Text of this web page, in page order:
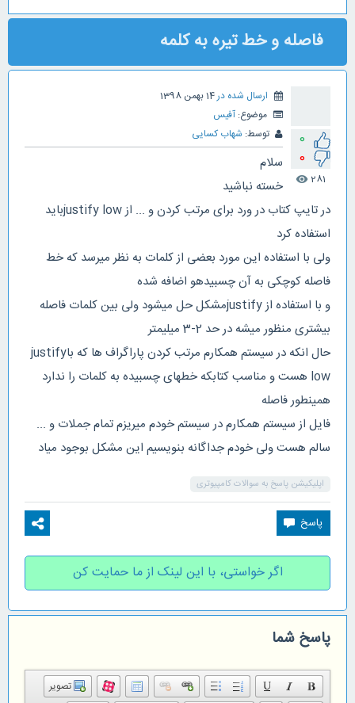
فاصله و خط تیره به کلمه
0
0
281
visibility
ارسال شده در14 بهمن 1398
موضوع: آفیس
توسط: شهاب کسایی
سلام
خسته نباشید
در تایپ کتاب در ورد برای مرتب کردن و ... از justify lowباید
استفاده کرد
ولی با استفاده این مورد بعضی از کلمات به نظر میرسد که خط
فاصله کوچکی به آن چسبیدهو اضافه شده
و با استفاده از justifyمشکل حل میشود ولی بین کلمات فاصله
بیشتری منظور میشه در حد 2-3 میلیمتر
حال انکه در سیستم همکارم مرتب کردن پاراگراف ها که باjustify
low هست و مناسب کتابکه خطهای چسبیده به کلمات را ندارد
همینطور فاصله
فایل از سیستم همکارم در سیستم خودم میریزم تمام جملات و ...
سالم هست ولی خودم جداگانه بنویسیم این مشکل بوجود میاد
اپلیکیشن پاسخ به سوالات کامپیوتری
اگر خواستی، با این لینک از ما حمایت کن
پاسخ شما
تصویر